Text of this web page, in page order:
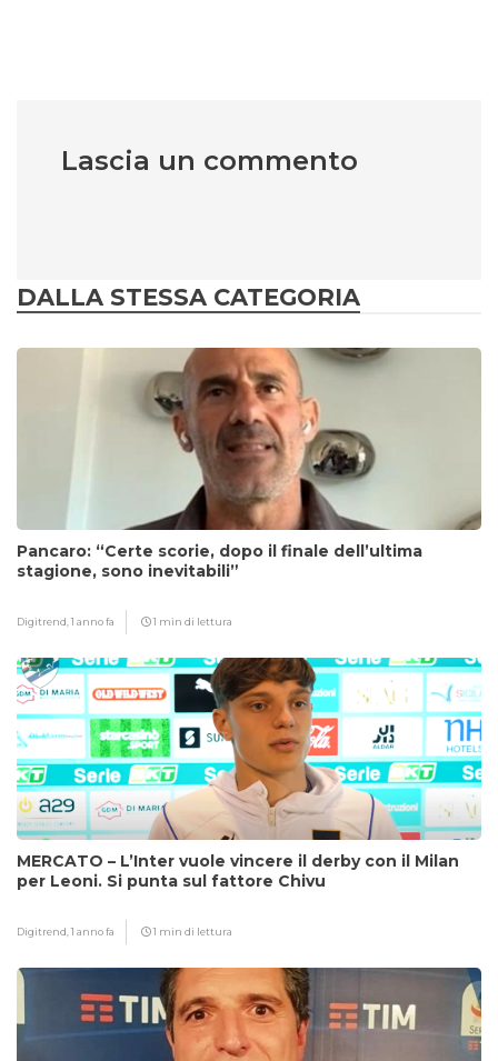
Lascia un commento
DALLA STESSA CATEGORIA
Pancaro: “Certe scorie, dopo il finale dell’ultima
stagione, sono inevitabili”
Digitrend,1 anno fa 1 min di lettura
MERCATO – L’Inter vuole vincere il derby con il Milan
per Leoni. Si punta sul fattore Chivu
Digitrend,1 anno fa 1 min di lettura